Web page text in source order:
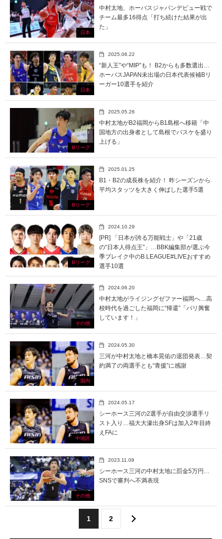
日本
中村太地、ホーバスジャパンデビュー戦で
チーム最多16得点「打ち続けた結果が出
た」
日本
2025.06.22
“新人王”や“MIP”も！ B2からも多数選出…
ホーバスJAPAN未出場の日本代表候補Bリ
ーガー10選手を紹介
Bリーグ
2025.05.26
中村太地がB2福岡からB1島根へ移籍「中
国地方の出身者として島根でバスケを盛り
上げる」
Bリーグ
2025.01.25
B1・B2の成長株を紹介！ 昨シーズンから
平均スタッツを大きく伸ばした選手5選
Bリーグ
2024.10.29
[PR] 「日本が誇る万能戦士」や「21歳
の“日本人得点王”」…BBK編集部が選ぶ今
季ブレイク中のB.LEAGUE#LIVEおすすめ
選手10選
その他
2024.06.20
中村太地がライジングゼファー福岡へ…高
校時代を過ごした福岡に“帰還”「バリ興奮
しています！」
国内
2024.05.30
三河が中村太地と橋本晃佑の退団発表…契
約満了の両選手とも“青援”に感謝
中地区
2024.05.17
シーホース三河の2選手が自由交渉選手リ
スト入り…福大大濠出身SFは加入2年目終
えFAに
その他
2023.11.09
シーホース三河の中村太地に罰金5万円…
SNSで審判へ不満表現
1 2